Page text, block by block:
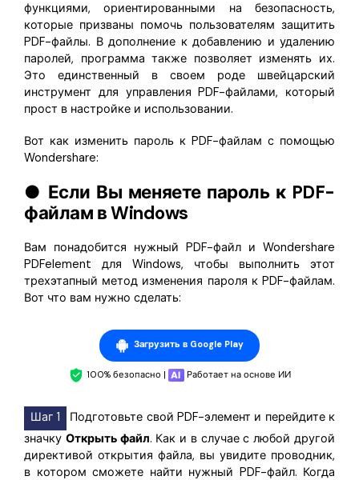
функциями, ориентированными на безопасность,
которые призваны помочь пользователям защитить
PDF-файлы. В дополнение к добавлению и удалению
паролей, программа также позволяет изменять их.
Это единственный в своем роде швейцарский
инструмент для управления PDF-файлами, который
прост в настройке и использовании.
Вот как изменить пароль к PDF-файлам с помощью
Wondershare:
● Если Вы меняете пароль к PDF-
файлам в Windows
Вам понадобится нужный PDF-файл и Wondershare
PDFelement для Windows, чтобы выполнить этот
трехэтапный метод изменения пароля к PDF-файлам.
Вот что вам нужно сделать:
Загрузить в Google Play
100% безопасно | Работает на основе ИИ
Шаг 1
Подготовьте свой PDF-элемент и перейдите к
значку Открыть файл. Как и в случае с любой другой
директивой открытия файла, вы увидите проводник,
в котором сможете найти нужный PDF-файл. Когда